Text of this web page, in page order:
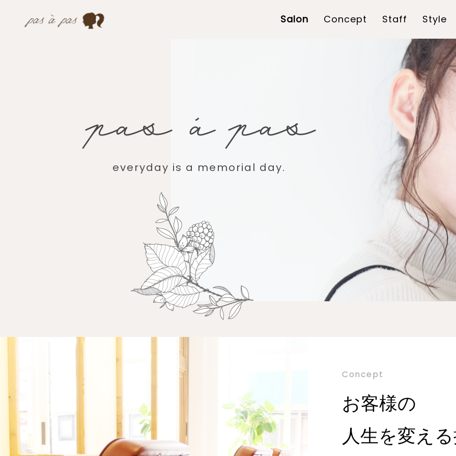
Salon Concept Staff Style
everyday is a memorial day.
Concept
お客様の
人生を変え